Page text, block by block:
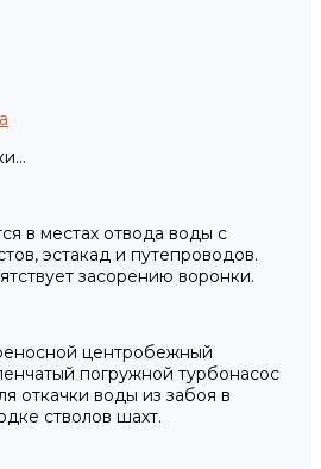
в местах отвода воды с
эстакад и путепроводов.
засорению воронки.
центробежный
погружной турбонасос
откачки воды из забоя в
стволов шахт.